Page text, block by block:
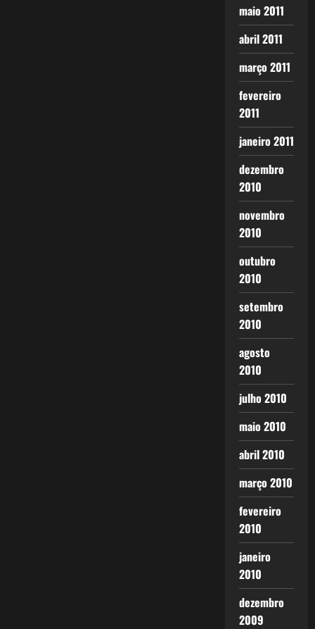
maio 2011
abril 2011
março 2011
fevereiro
2011
janeiro 2011
dezembro
2010
novembro
2010
outubro
2010
setembro
2010
agosto
2010
julho 2010
maio 2010
abril 2010
março 2010
fevereiro
2010
janeiro
2010
dezembro
2009